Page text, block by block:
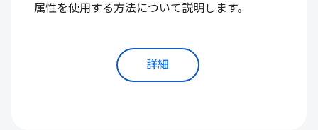
属性を使用する方法について説明します。
詳細